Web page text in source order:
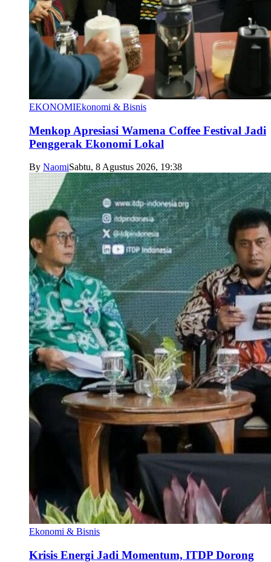
EKONOMIEkonomi & Bisnis
Menkop Apresiasi Wamena Coffee Festival Jadi
Penggerak Ekonomi Lokal
By NaomiSabtu, 8 Agustus 2026, 19:38
Ekonomi & Bisnis
Krisis Energi Jadi Momentum, ITDP Dorong